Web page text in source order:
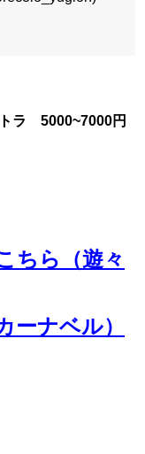
ラ 5000~7000円
ちら（遊々
ナベル）